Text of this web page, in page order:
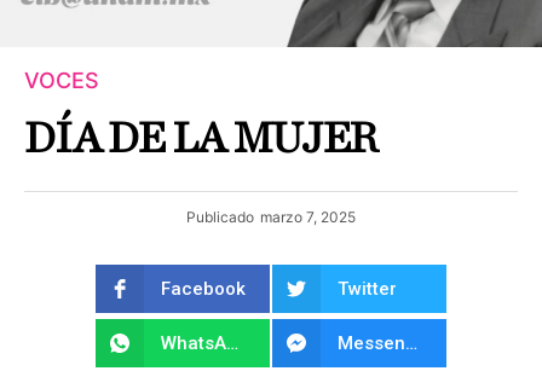
VOCES
DÍA DE LA MUJER
Publicado marzo 7, 2025
Facebook Twitter
WhatsApp Messenger